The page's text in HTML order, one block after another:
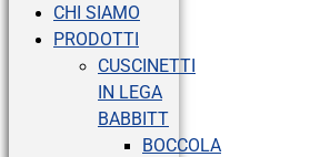
CHI SIAMO
PRODOTTI
CUSCINETTI
IN LEGA
BABBITT
BOCCOLA